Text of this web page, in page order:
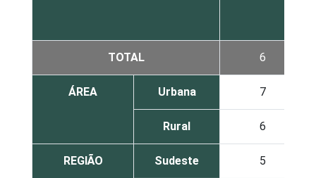
TOTAL 6
ÁREA Urbana 7
Rural 6
REGIÃO Sudeste 5